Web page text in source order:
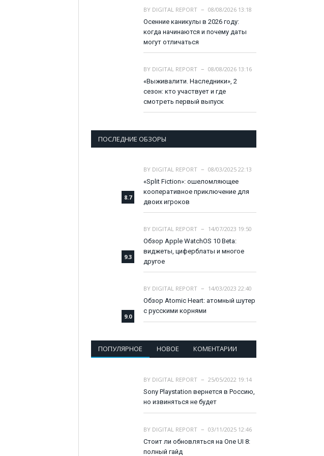
BY DIGITAL REPORT
08/08/2026 13:18
Осенние каникулы в 2026 году:
когда начинаются и почему даты
могут отличаться
BY DIGITAL REPORT
08/08/2026 13:16
«Выживалити. Наследники», 2
сезон: кто участвует и где
смотреть первый выпуск
ПОСЛЕДНИЕ ОБЗОРЫ
8.7
BY DIGITAL REPORT
08/03/2025 22:13
«Split Fiction»: ошеломляющее
кооперативное приключение для
двоих игроков
9.3
BY DIGITAL REPORT
14/07/2023 19:50
Обзор Apple WatchOS 10 Beta:
виджеты, циферблаты и многое
другое
9.0
BY DIGITAL REPORT
14/03/2023 22:40
Обзор Atomic Heart: атомный шутер
с русскими корнями
ПОПУЛЯРНОЕ НОВОЕ КОМЕНТАРИИ
BY DIGITAL REPORT
25/05/2022 19:14
Sony Playstation вернется в Россию,
но извиняться не будет
BY DIGITAL REPORT
03/11/2025 12:46
Стоит ли обновляться на One UI 8:
полный гайд